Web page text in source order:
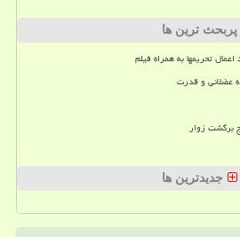
پربحث ترین ها
تحریمها به همراه فیلم
عضلانی و قدرت
برگشت زوار
جدیدترین ها